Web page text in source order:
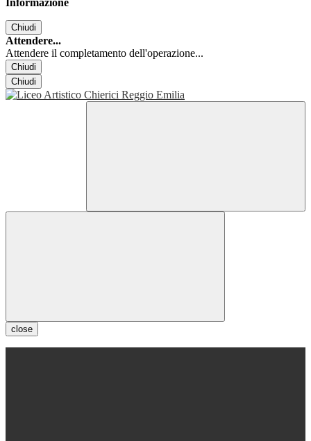
Informazione
Chiudi
Attendere...
Attendere il completamento dell'operazione...
Chiudi
Chiudi
close